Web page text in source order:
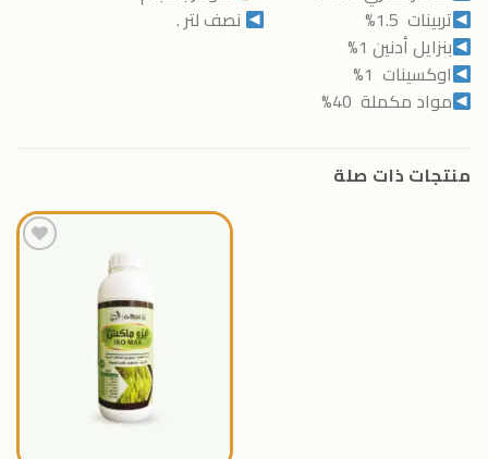
تربينات 1.5%
نصف لتر .
بنزايل أدنين 1%
اوكسينات 1%
مواد مكملة 40%
منتجات ذات صلة